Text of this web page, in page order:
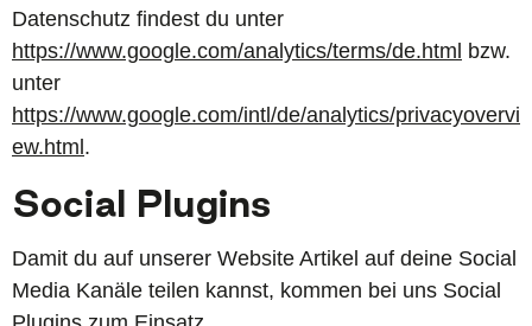
Datenschutz findest du unter
https://www.google.com/analytics/terms/de.html bzw.
unter
https://www.google.com/intl/de/analytics/privacyovervi
ew.html .
Social Plugins
Damit du auf unserer Website Artikel auf deine Social
Media Kanäle teilen kannst, kommen bei uns Social